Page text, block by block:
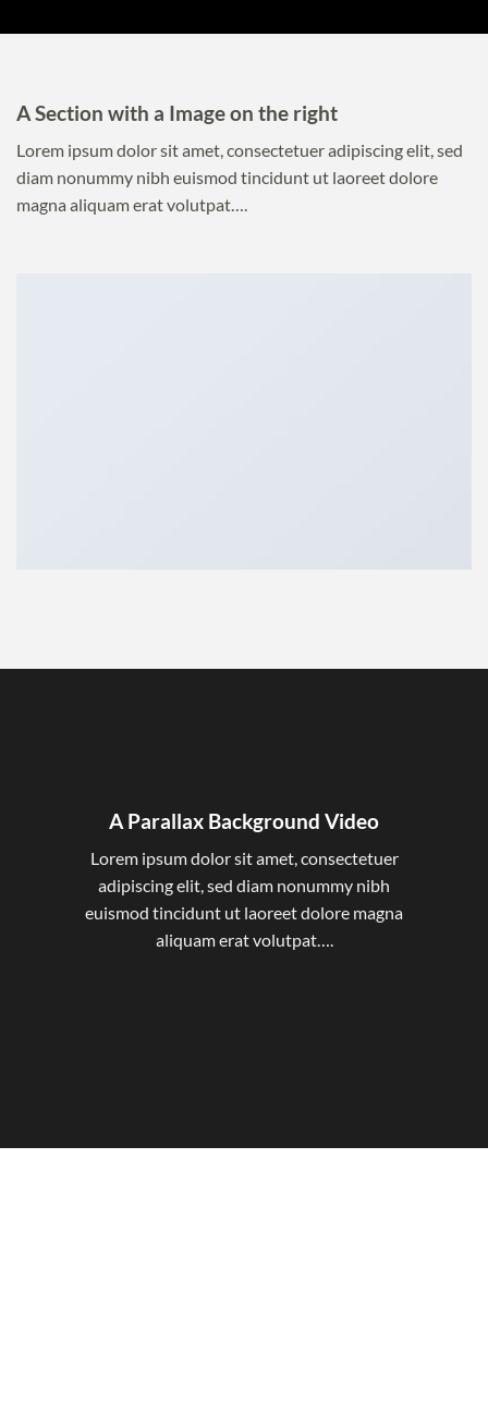
A Section with a Image on the right
Lorem ipsum dolor sit amet, consectetuer adipiscing elit, sed
diam nonummy nibh euismod tincidunt ut laoreet dolore
magna aliquam erat volutpat….
A Parallax Background Video
Lorem ipsum dolor sit amet, consectetuer
adipiscing elit, sed diam nonummy nibh
euismod tincidunt ut laoreet dolore magna
aliquam erat volutpat….